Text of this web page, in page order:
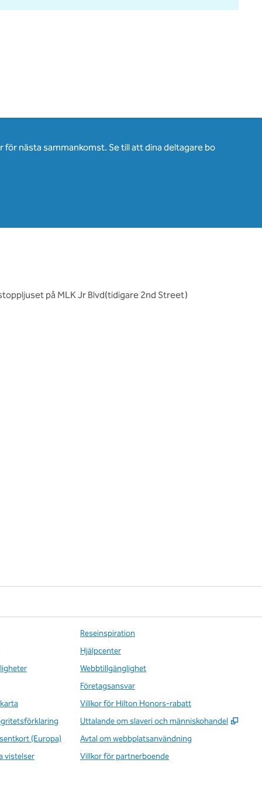
nästa sammankomst. Se till att dina deltagare bo
på MLK Jr Blvd(tidigare 2nd Street)
(Europa)
vistelser
Reseinspiration
Hjälpcenter
Webbtillgänglighet
Företagsansvar
Villkor för Hilton Honors-rabatt
Uttalande om slaveri och människohandel
,
Avtal om webbplatsanvändning
Villkor för partnerboende